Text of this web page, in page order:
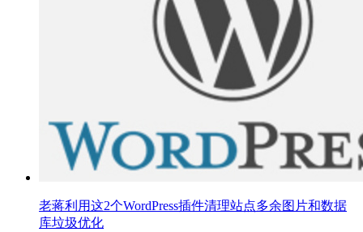
老蒋利用这2个WordPress插件清理站点多余图片和数据
库垃圾优化